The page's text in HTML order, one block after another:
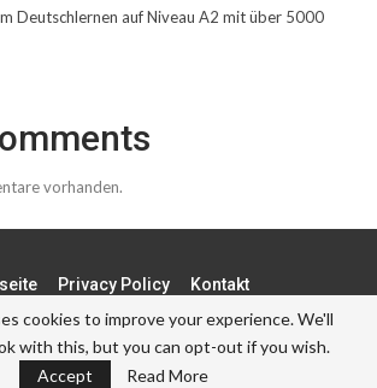
Deutschlernen auf Niveau A2 mit über 5000
vorhanden.
Privacy Policy Kontakt
© - . All Rights Reserved.
cookies to improve your experience. We'll
with this, but you can opt-out if you wish.
Accept
Read More